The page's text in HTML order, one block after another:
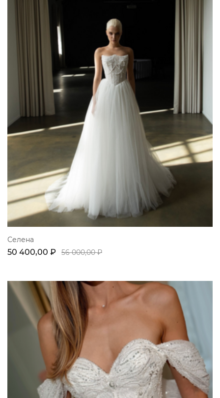
Селена
50 400,00 ₽ 56 000,00 ₽